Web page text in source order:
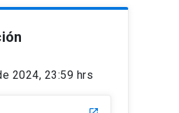
2024, 23:59 hrs